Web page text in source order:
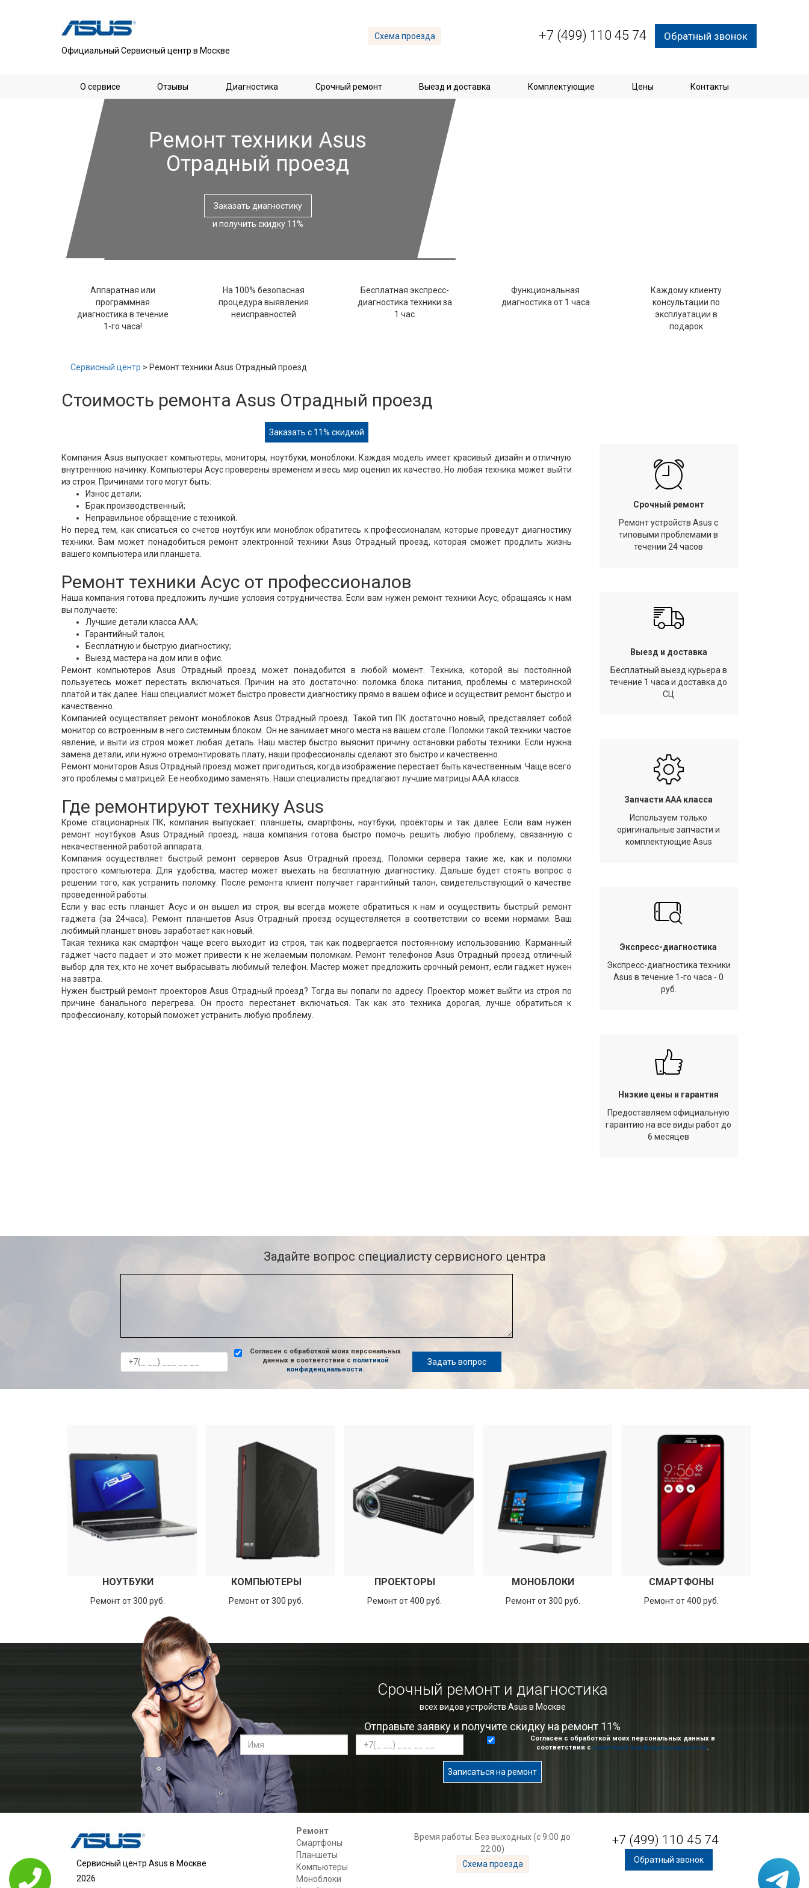
Официальный Сервисный центр в Москве
Схема проезда +7 (499) 110 45 74 Обратный звонок
О сервисе Отзывы Диагностика Срочный ремонт Выезд и доставка Комплектующие Цены Контакты
Ремонт техники Asus
Отрадный проезд
Заказать диагностику
и получить скидку 11%
Аппаратная или
программная
диагностика в течение
1-го часа!
На 100% безопасная
процедура выявления
неисправностей
Бесплатная экспресс-
диагностика техники за
1 час
Функциональная
диагностика от 1 часа
Каждому клиенту
консультации по
эксплуатации в
подарок
Сервисный центр > Ремонт техники Asus Отрадный проезд
Стоимость ремонта Asus Отрадный проезд
Заказать с 11% скидкой
Компания Asus выпускает компьютеры, мониторы, ноутбуки, моноблоки. Каждая модель имеет красивый дизайн и отличную
внутреннюю начинку. Компьютеры Асус проверены временем и весь мир оценил их качество. Но любая техника может выйти
из строя. Причинами того могут быть:
Износ детали;
Брак производственный;
Неправильное обращение с техникой.
Но перед тем, как списаться со счетов ноутбук или моноблок обратитесь к профессионалам, которые проведут диагностику
техники. Вам может понадобиться ремонт электронной техники Asus Отрадный проезд, которая сможет продлить жизнь
вашего компьютера или планшета.
Ремонт техники Асус от профессионалов
Наша компания готова предложить лучшие условия сотрудничества. Если вам нужен ремонт техники Асус, обращаясь к нам
вы получаете:
Лучшие детали класса ААА;
Гарантийный талон;
Бесплатную и быструю диагностику;
Выезд мастера на дом или в офис.
Ремонт компьютеров Asus Отрадный проезд может понадобится в любой момент. Техника, которой вы постоянной
пользуетесь может перестать включаться. Причин на это достаточно: поломка блока питания, проблемы с материнской
платой и так далее. Наш специалист может быстро провести диагностику прямо в вашем офисе и осуществит ремонт быстро и
качественно.
Компанией осуществляет ремонт моноблоков Asus Отрадный проезд. Такой тип ПК достаточно новый, представляет собой
монитор со встроенным в него системным блоком. Он не занимает много места на вашем столе. Поломки такой техники частое
явление, и выти из строя может любая деталь. Наш мастер быстро выяснит причину остановки работы техники. Если нужна
замена детали, или нужно отремонтировать плату, наши профессионалы сделают это быстро и качественно.
Ремонт мониторов Asus Отрадный проезд может пригодиться, когда изображение перестает быть качественным. Чаще всего
это проблемы с матрицей. Ее необходимо заменять. Наши специалисты предлагают лучшие матрицы ААА класса.
Где ремонтируют технику Asus
Кроме стационарных ПК, компания выпускает: планшеты, смартфоны, ноутбуки, проекторы и так далее. Если вам нужен
ремонт ноутбуков Asus Отрадный проезд, наша компания готова быстро помочь решить любую проблему, связанную с
некачественной работой аппарата.
Компания осуществляет быстрый ремонт серверов Asus Отрадный проезд. Поломки сервера такие же, как и поломки
простого компьютера. Для удобства, мастер может выехать на бесплатную диагностику. Дальше будет стоять вопрос о
решении того, как устранить поломку. После ремонта клиент получает гарантийный талон, свидетельствующий о качестве
проведенной работы.
Если у вас есть планшет Асус и он вышел из строя, вы всегда можете обратиться к нам и осуществить быстрый ремонт
гаджета (за 24часа). Ремонт планшетов Asus Отрадный проезд осуществляется в соответствии со всеми нормами. Ваш
любимый планшет вновь заработает как новый.
Такая техника как смартфон чаще всего выходит из строя, так как подвергается постоянному использованию. Карманный
гаджет часто падает и это может привести к не желаемым поломкам. Ремонт телефонов Asus Отрадный проезд отличный
выбор для тех, кто не хочет выбрасывать любимый телефон. Мастер может предложить срочный ремонт, если гаджет нужен
на завтра.
Нужен быстрый ремонт проекторов Asus Отрадный проезд? Тогда вы попали по адресу. Проектор может выйти из строя по
причине банального перегрева. Он просто перестанет включаться. Так как это техника дорогая, лучше обратиться к
профессионалу, который поможет устранить любую проблему.
Срочный ремонт
Ремонт устройств Asus с
типовыми проблемами в
течении 24 часов
Выезд и доставка
Бесплатный выезд курьера в
течение 1 часа и доставка до
СЦ
Запчасти AAA класса
Используем только
оригинальные запчасти и
комплектующие Asus
Экспресс-диагностика
Экспресс-диагностика техники
Asus в течение 1-го часа - 0
руб.
Низкие цены и гарантия
Предоставляем официальную
гарантию на все виды работ до
6 месяцев
Задайте вопрос специалисту сервисного центра
Согласен с обработкой моих персональных
данных в соответствии с политикой
конфиденциальности.
Задать вопрос
НОУТБУКИ
Ремонт от 300 руб.
КОМПЬЮТЕРЫ
Ремонт от 300 руб.
ПРОЕКТОРЫ
Ремонт от 400 руб.
МОНОБЛОКИ
Ремонт от 300 руб.
СМАРТФОНЫ
Ремонт от 400 руб.
Срочный ремонт и диагностика
всех видов устройств Asus в Москве
Отправьте заявку и получите скидку на ремонт 11%
Согласен с обработкой моих персональных данных в
соответствии с политикой конфиденциальности.
Записаться на ремонт
Сервисный центр Asus в Москве
2026
Ремонт
Смартфоны
Планшеты
Компьютеры
Моноблоки
Время работы: Без выходных (с 9:00 до
22:00)
Схема проезда
+7 (499) 110 45 74
Обратный звонок